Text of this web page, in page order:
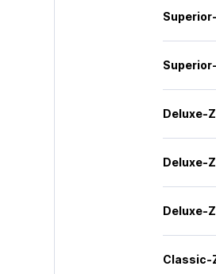
Deluxe-
Deluxe-
Deluxe-
Classic-